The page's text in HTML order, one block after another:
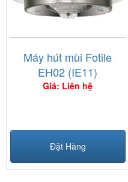
Máy hút mùi Fotile
EH02 (IE11)
Giá: Liên hệ
Đặt Hàng